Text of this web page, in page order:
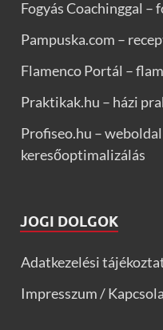
Fogyás Coachinggal
Pampuska.com –
Flamenco Portál –
Praktikak.hu – házi
Profiseo.hu –
keresőoptimalizálás
JOGI DOLGOK
Adatkezelési
Impresszum /